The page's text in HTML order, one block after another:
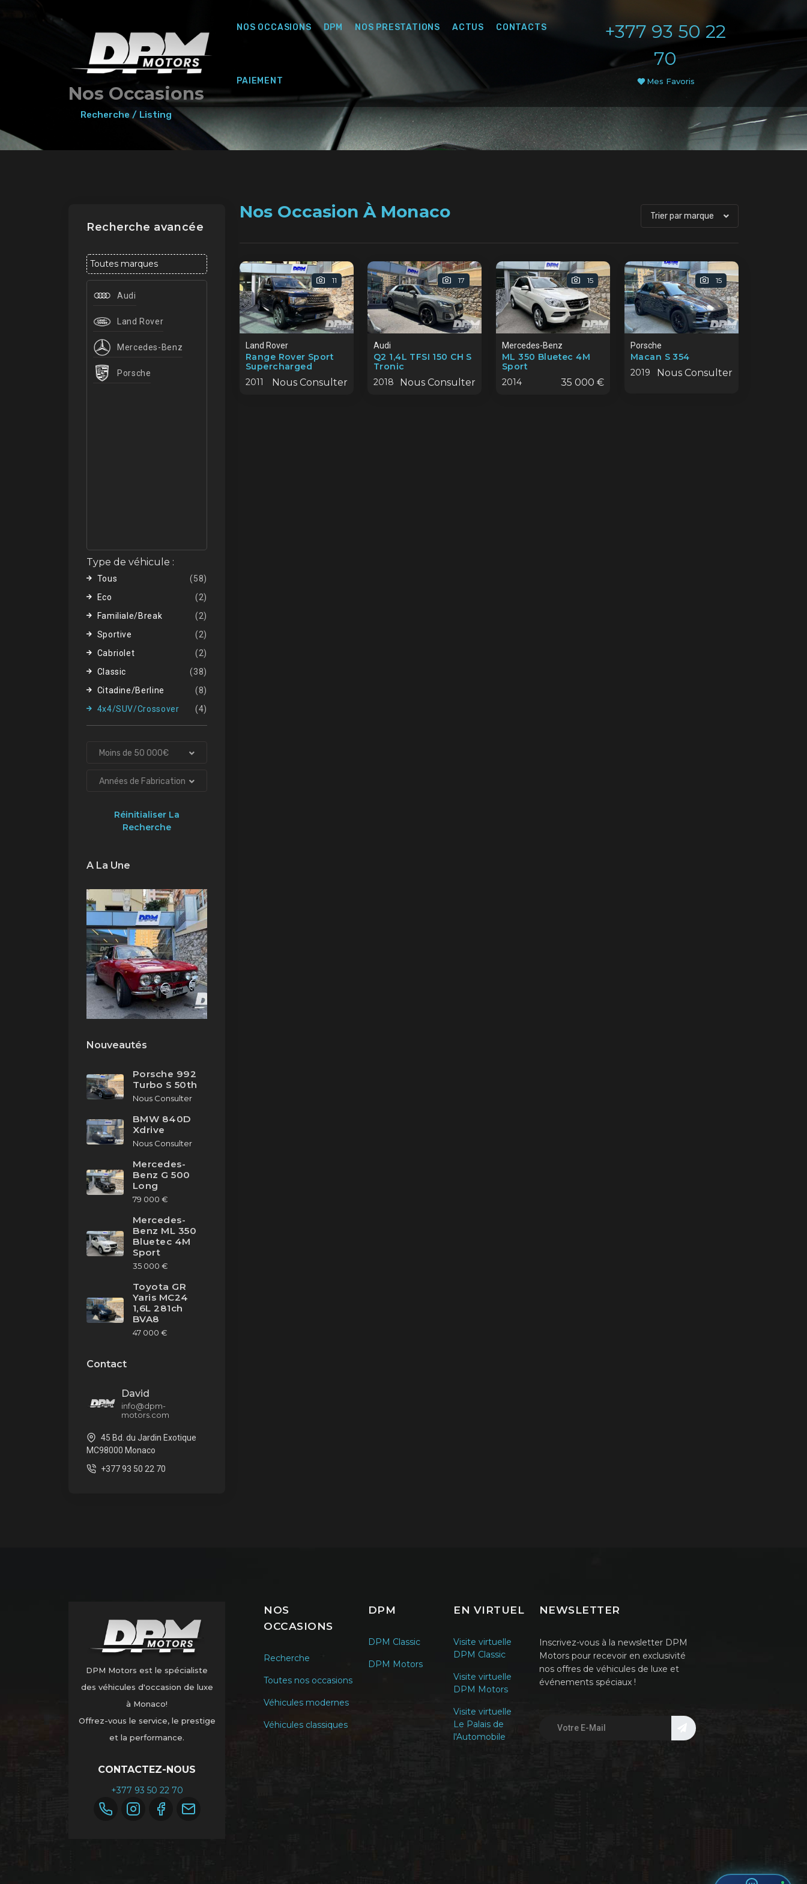
NOS OCCASIONS DPM NOS PRESTATIONS ACTUS CONTACTS
PAIEMENT
+377 93 50 22
70
Mes Favoris
Nos Occasions
Recherche / Listing
Recherche avancée
Toutes marques
Audi
Land Rover
Mercedes-Benz
Porsche
Type de véhicule :
Tous
(58)
Eco
(2)
Familiale/Break
(2)
Sportive
(2)
Cabriolet
(2)
Classic
(38)
Citadine/Berline
(8)
4x4/SUV/Crossover
(4)
Moins de 50 000€
Années de Fabrication
Réinitialiser La
Recherche
A La Une
Nouveautés
Porsche 992
Turbo S 50th
Nous Consulter
BMW 840D
Xdrive
Nous Consulter
Mercedes-
Benz G 500
Long
79 000 €
Mercedes-
Benz ML 350
Bluetec 4M
Sport
35 000 €
Toyota GR
Yaris MC24
1,6L 281ch
BVA8
47 000 €
Contact
David
info@dpm-
motors.com
45 Bd. du Jardin Exotique
MC98000 Monaco
+377 93 50 22 70
Nos Occasion À Monaco Trier par marque
11
Land Rover
Range Rover Sport
Supercharged
2011
Nous Consulter
17
Audi
Q2 1,4L TFSI 150 CH S
Tronic
2018
Nous Consulter
15
Mercedes-Benz
ML 350 Bluetec 4M
Sport
2014
35 000 €
15
Porsche
Macan S 354
2019
Nous Consulter
DPM Motors est le spécialiste
des véhicules d'occasion de luxe
à Monaco!
Offrez-vous le service, le prestige
et la performance.
CONTACTEZ-NOUS
+377 93 50 22 70
NOS
OCCASIONS
Recherche
Toutes nos occasions
Véhicules modernes
Véhicules classiques
DPM
DPM Classic
DPM Motors
EN VIRTUEL
Visite virtuelle
DPM Classic
Visite virtuelle
DPM Motors
Visite virtuelle
Le Palais de
l'Automobile
NEWSLETTER
Inscrivez-vous à la newsletter DPM
Motors pour recevoir en exclusivité
nos offres de véhicules de luxe et
événements spéciaux !